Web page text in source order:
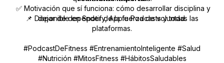
✅ Motivación que sí funciona: cómo desarrollar disciplina y
dejar de depender de la fuerza de voluntad.
📌 Disponible en Spotify, Apple Podcasts y todas las
plataformas.
#PodcastDeFitness #EntrenamientoInteligente #Salud
#Nutrición #MitosFitness #HábitosSaludables